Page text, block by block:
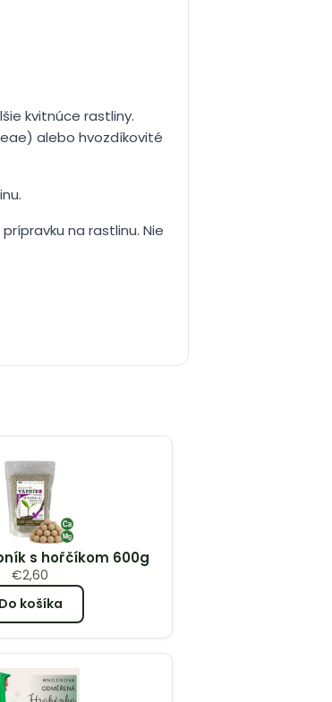
kvitnúce rastliny.
alebo hvozdíkovité
na rastlinu. Nie
s hořčíkom 600g
€2,60
Do košíka